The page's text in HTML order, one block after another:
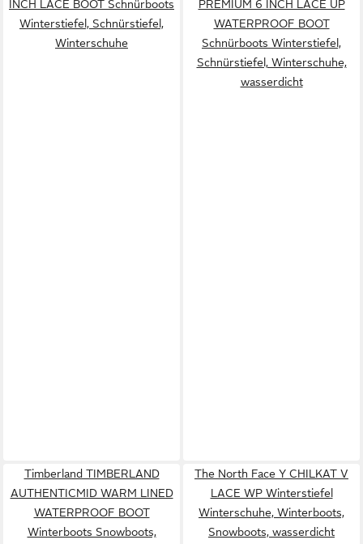
INCH LACE BOOT Schnürboots
Winterstiefel, Schnürstiefel,
Winterschuhe
PREMIUM 6 INCH LACE UP
WATERPROOF BOOT
Schnürboots Winterstiefel,
Schnürstiefel, Winterschuhe,
wasserdicht
Timberland TIMBERLAND
AUTHENTICMID WARM LINED
WATERPROOF BOOT
Winterboots Snowboots,
The North Face Y CHILKAT V
LACE WP Winterstiefel
Winterschuhe, Winterboots,
Snowboots, wasserdicht